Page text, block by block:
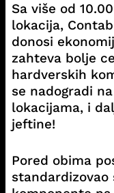
Sa više od
lokacija,
donosi
zahteva bolje
hardverskih
se nadogradi
lokacijama, i
jeftine!
Pored obima
standardizovao